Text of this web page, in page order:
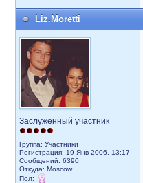
Liz.Moretti
Заслуженный участник
Группа: Участники
Регистрация: 19 Янв 2006, 13:17
Сообщений: 6390
Откуда: Moscow
Пол: